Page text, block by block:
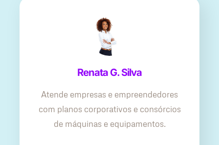
Renata G. Silva
Atende empresas e empreendedores
com planos corporativos e consórcios
de máquinas e equipamentos.